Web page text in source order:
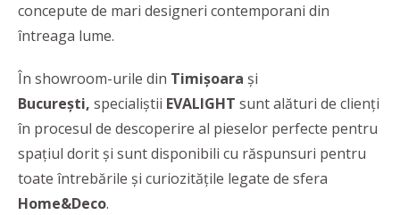
concepute de mari designeri contemporani din
întreaga lume.
În showroom-urile din Timișoara și
București, specialiștii EVALIGHT sunt alături de clienţi
în procesul de descoperire al pieselor perfecte pentru
spațiul dorit și sunt disponibili cu răspunsuri pentru
toate întrebările și curiozitățile legate de sfera
Home&Deco.